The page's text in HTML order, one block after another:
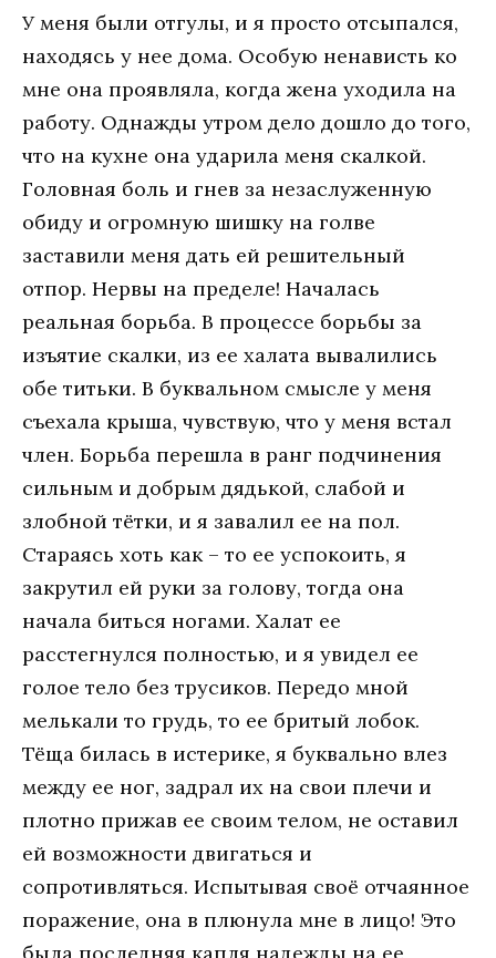
У меня были отгулы, и я просто отсыпался,
находясь у нее дома. Особую ненависть ко
мне она проявляла, когда жена уходила на
работу. Однажды утром дело дошло до того,
что на кухне она ударила меня скалкой.
Головная боль и гнев за незаслуженную
обиду и огромную шишку на голве
заставили меня дать ей решительный
отпор. Нервы на пределе! Началась
реальная борьба. В процессе борьбы за
изъятие скалки, из ее халата вывалились
обе титьки. В буквальном смысле у меня
съехала крыша, чувствую, что у меня встал
член. Борьба перешла в ранг подчинения
сильным и добрым дядькой, слабой и
злобной тётки, и я завалил ее на пол.
Стараясь хоть как – то ее успокоить, я
закрутил ей руки за голову, тогда она
начала биться ногами. Халат ее
расстегнулся полностью, и я увидел ее
голое тело без трусиков. Передо мной
мелькали то грудь, то ее бритый лобок.
Тёща билась в истерике, я буквально влез
между ее ног, задрал их на свои плечи и
плотно прижав ее своим телом, не оставил
ей возможности двигаться и
сопротивляться. Испытывая своё отчаянное
поражение, она в плюнула мне в лицо! Это